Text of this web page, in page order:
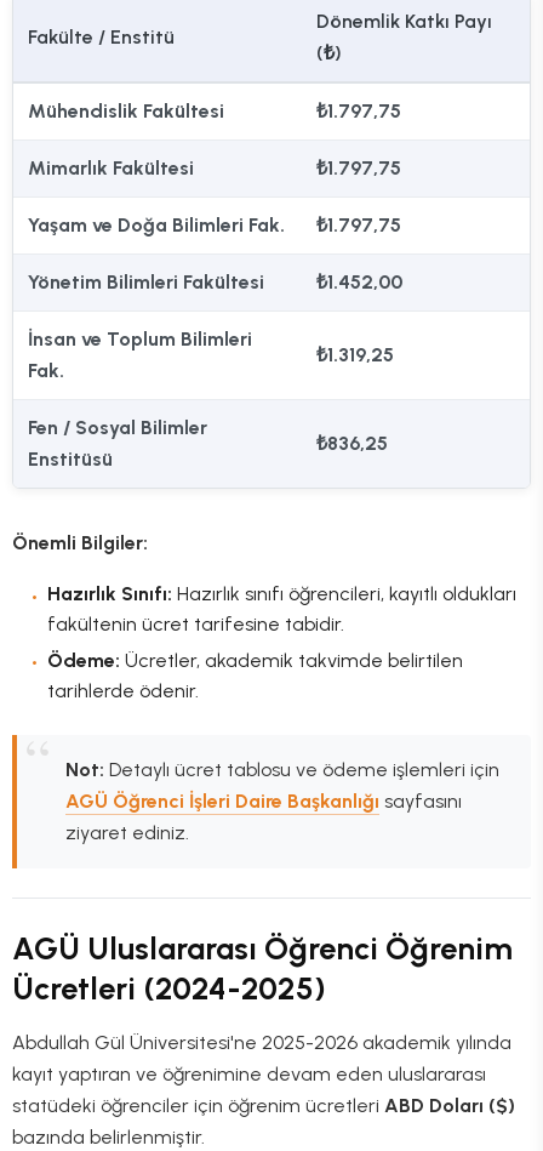
Fakülte / Enstitü
Dönemlik Katkı Payı
(₺)
Mühendislik Fakültesi ₺1.797,75
Mimarlık Fakültesi ₺1.797,75
Yaşam ve Doğa Bilimleri Fak. ₺1.797,75
Yönetim Bilimleri Fakültesi ₺1.452,00
İnsan ve Toplum Bilimleri
Fak.
₺1.319,25
Fen / Sosyal Bilimler
Enstitüsü
₺836,25
Önemli Bilgiler:
Hazırlık Sınıfı: Hazırlık sınıfı öğrencileri, kayıtlı oldukları
fakültenin ücret tarifesine tabidir.
Ödeme: Ücretler, akademik takvimde belirtilen
tarihlerde ödenir.
Not: Detaylı ücret tablosu ve ödeme işlemleri için
AGÜ Öğrenci İşleri Daire Başkanlığı sayfasını
ziyaret ediniz.
AGÜ Uluslararası Öğrenci Öğrenim
Ücretleri (2024-2025)
Abdullah Gül Üniversitesi'ne 2025-2026 akademik yılında
kayıt yaptıran ve öğrenimine devam eden uluslararası
statüdeki öğrenciler için öğrenim ücretleri ABD Doları ($)
bazında belirlenmiştir.